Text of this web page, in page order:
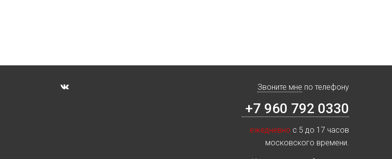
Звоните мне по телефону
+7 960 792 0330
ежедневно с 5 до 17 часов
московского времени.